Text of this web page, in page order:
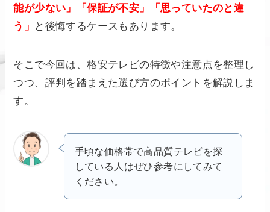
能が少ない」「保証が不安」「思っていたのと違
う」
と後悔するケースもあります。
そこで今回は、格安テレビの特徴や注意点を整理し
つつ、評判を踏まえた選び方のポイントを解説しま
す。
手頃な価格帯で高品質テレビを探
している人はぜひ参考にしてみて
ください。